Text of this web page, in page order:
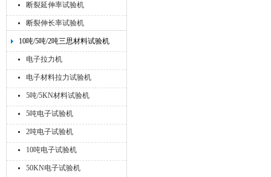
断裂延伸率试验机
断裂伸长率试验机
10吨/5吨/2吨三思材料试验机
电子拉力机
电子材料拉力试验机
5吨/5KN材料试验机
5吨电子试验机
2吨电子试验机
10吨电子试验机
50KN电子试验机